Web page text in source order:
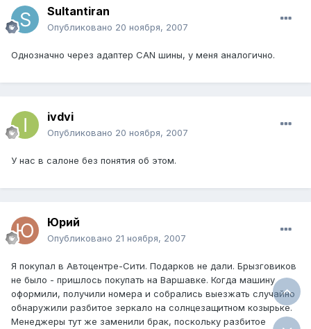
Sultantiran
Опубликовано 20 ноября, 2007
Однозначно через адаптер CAN шины, у меня аналогично.
ivdvi
Опубликовано 20 ноября, 2007
У нас в салоне без понятия об этом.
Юрий
Опубликовано 21 ноября, 2007
Я покупал в Автоцентре-Сити. Подарков не дали. Брызговиков
не было - пришлось покупать на Варшавке. Когда машину
оформили, получили номера и собрались выезжать случайно
обнаружили разбитое зеркало на солнцезащитном козырьке.
Менеджеры тут же заменили брак, поскольку разбитое